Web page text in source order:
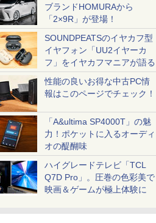
ブランドHOMURAから
「2×9R」が登場！
SOUNDPEATSのイヤカフ型
イヤフォン「UU2イヤーカ
フ」をイヤカフマニアが語る
性能の良いお得な中古PC情
報はこのページでチェック！
「A&ultima SP4000T」の魅
力！ポケットに入るオーディ
オの醍醐味
ハイグレードテレビ「TCL
Q7D Pro」。圧巻の色彩美で
映画＆ゲームが極上体験に